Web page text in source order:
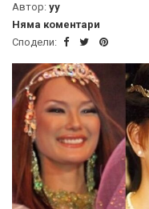
Автор: yy
Няма коментари
Сподели: